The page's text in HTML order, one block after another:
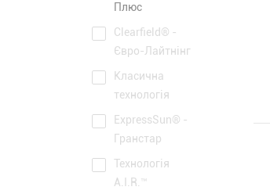
Плюс
Сlearfield® -
Євро-Лайтнінг
Класична
технологія
ExpressSun® -
Гранстар
Технологія
A.I.R.™